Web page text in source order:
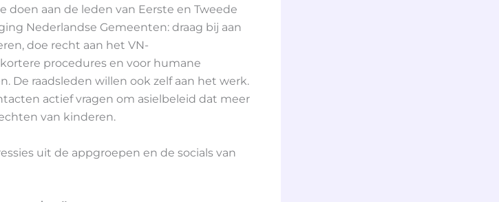
doen aan de leden van Eerste en Tweede
Nederlandse Gemeenten: draag bij aan
doe recht aan het VN-
procedures en voor humane
De raadsleden willen ook zelf aan het werk.
actief vragen om asielbeleid dat meer
van kinderen.
uit de appgroepen en de socials van